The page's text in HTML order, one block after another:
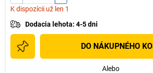
K dispozícii už len 1
Dodacia lehota: 4-5 dni
DO NÁKUPNÉHO
Alebo